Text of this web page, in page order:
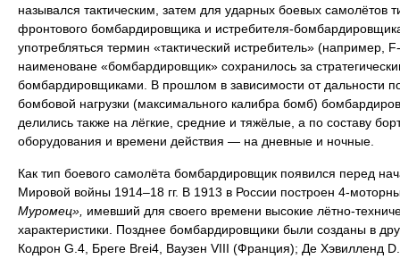
назывался тактическим, затем для ударных боевых самолётов
фронтового бомбардировщика и истребителя-
употребляться термин «тактический истребитель» (например,
наименоване «бомбардировщик» сохранилось за
бомбардировщиками. В прошлом в зависимости от дальности
бомбовой нагрузки (максимального калибра бомб)
делились также на лёгкие, средние и тяжёлые, а по составу
оборудования и времени действия — на дневные и ночные.
Как тип боевого самолёта бомбардировщик появился перед
Мировой войны 1914–18 гг. В 1913 в России построен 4-
Муромец», имевший для своего времени высокие лётно-
характеристики. Позднее бомбардировщики были созданы в
Кодрон G.4, Бреге Brei4, Ваузен VIII (Франция); Де Хэвилленд